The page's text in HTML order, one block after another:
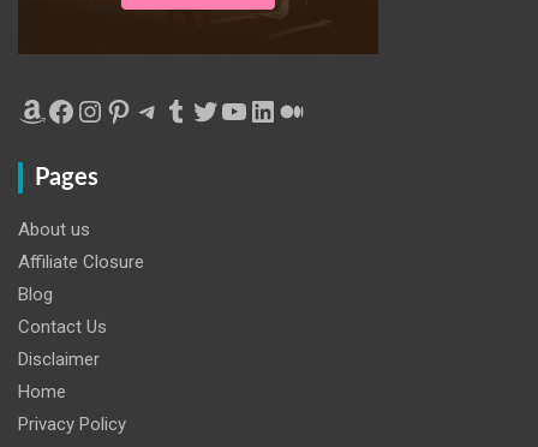
Amazon
Facebook
Instagram
Pinterest
Telegram
Tumblr
Twitter
YouTube
LinkedIn
Medium
Pages
About us
Affiliate Closure
Blog
Contact Us
Disclaimer
Home
Privacy Policy